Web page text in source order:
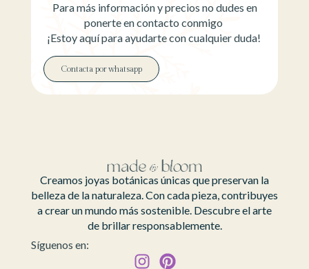
Para más información y precios no dudes en
ponerte en contacto conmigo
¡Estoy aquí para ayudarte con cualquier duda!
Contacta por whatsapp
Creamos joyas botánicas únicas que preservan la
belleza de la naturaleza. Con cada pieza, contribuyes
a crear un mundo más sostenible. Descubre el arte
de brillar responsablemente.
Síguenos en: